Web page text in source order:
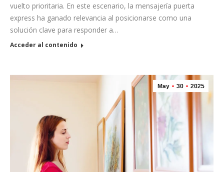
vuelto prioritaria. En este escenario, la mensajería puerta
express ha ganado relevancia al posicionarse como una
solución clave para responder a…
Acceder al contenido
May 30 2025